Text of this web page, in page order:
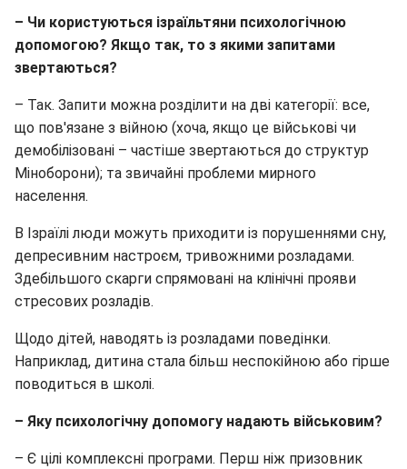
– Чи користуються ізраїльтяни психологічною
допомогою? Якщо так, то з якими запитами
звертаються?
– Так. Запити можна розділити на дві категорії: все,
що пов'язане з війною (хоча, якщо це військові чи
демобілізовані – частіше звертаються до структур
Міноборони); та звичайні проблеми мирного
населення.
В Ізраїлі люди можуть приходити із порушеннями сну,
депресивним настроєм, тривожними розладами.
Здебільшого скарги спрямовані на клінічні прояви
стресових розладів.
Щодо дітей, наводять із розладами поведінки.
Наприклад, дитина стала більш неспокійною або гірше
поводиться в школі.
– Яку психологічну допомогу надають військовим?
– Є цілі комплексні програми. Перш ніж призовник